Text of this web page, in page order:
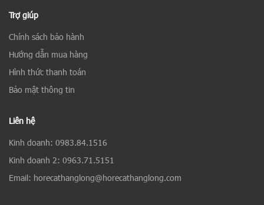
Trợ giúp
Chính sách bảo hành
Hướng dẫn mua hàng
Hình thức thanh toán
Bảo mật thông tin
Liên hệ
Kinh doanh: 0983.84.1516
Kinh doanh 2: 0963.71.5151
Email: horecathanglong@horecathanglong.com